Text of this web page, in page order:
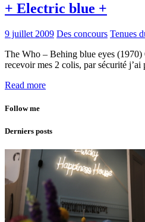
+ Electric blue +
9 juillet 2009 Des concours Tenues
The Who – Behing blue eyes (1970)
recevoir mes 2 colis, par sécurité
Read more
Follow me
Derniers posts